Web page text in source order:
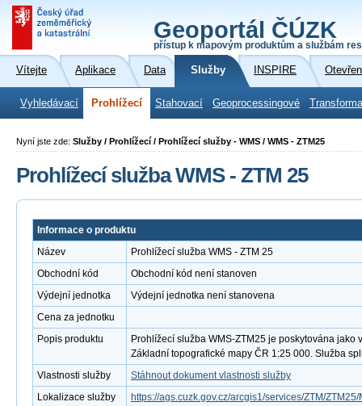
Geoportál ČÚZK
přístup k mapovým produktům a službám
Vítejte Aplikace Data Služby INSPIRE
Vyhledávací Prohlížecí Stahovací Geoprocessingové
Nyní jste zde: Služby / Prohlížecí / Prohlížecí služby - WMS / WMS - ZTM25
Prohlížecí služba WMS - ZTM 25
Informace o produktu
Název
Prohlížecí služba WMS - ZTM 25
Obchodní kód
Obchodní kód není stanoven
Výdejní jednotka
Výdejní jednotka není stanovena
Cena za jednotku
Popis produktu
Prohlížecí služba WMS-ZTM25 je poskytována
Základní topografické mapy ČR 1:25 000. Služba
Vlastnosti služby
Stáhnout dokument vlastnosti služby
Lokalizace služby
https://ags.cuzk.gov.cz/arcgis1/services/ZTM/